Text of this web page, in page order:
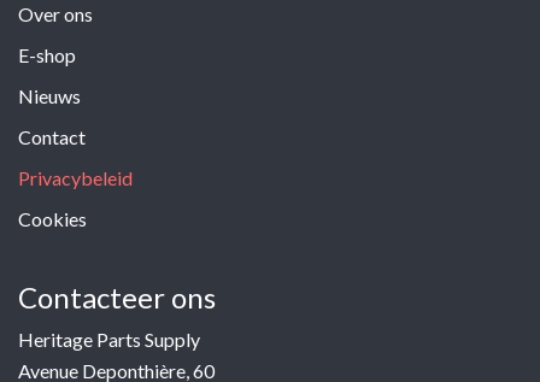
Over ons
E-shop
Nieuws
Contact
Privacybeleid
Cookies
Contacteer ons
Heritage Parts Supply
Avenue Deponthière, 60